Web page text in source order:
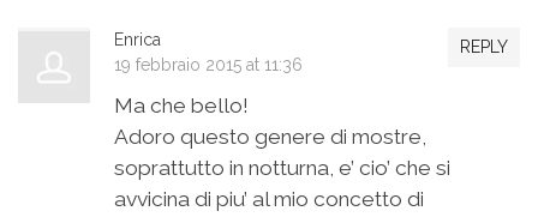
REPLY
Enrica
19 febbraio 2015 at 11:36
Ma che bello!
Adoro questo genere di mostre,
soprattutto in notturna, e’ cio’ che si
avvicina di piu’ al mio concetto di